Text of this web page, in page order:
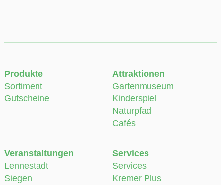
Produkte
Sortiment
Gutscheine
Attraktionen
Gartenmuseum
Kinderspiel
Naturpfad
Cafés
Veranstaltungen
Lennestadt
Siegen
Services
Services
Kremer Plus